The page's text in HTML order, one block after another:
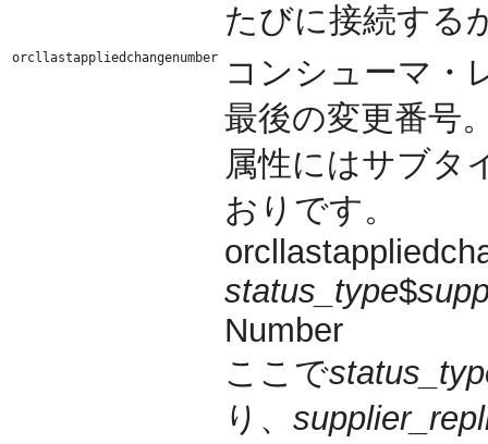
たびに接続する
orcllastappliedchangenumber
コンシューマ・
最後の変更番号
属性にはサブタ
おりです。
status_type$
Number
ここで
り、